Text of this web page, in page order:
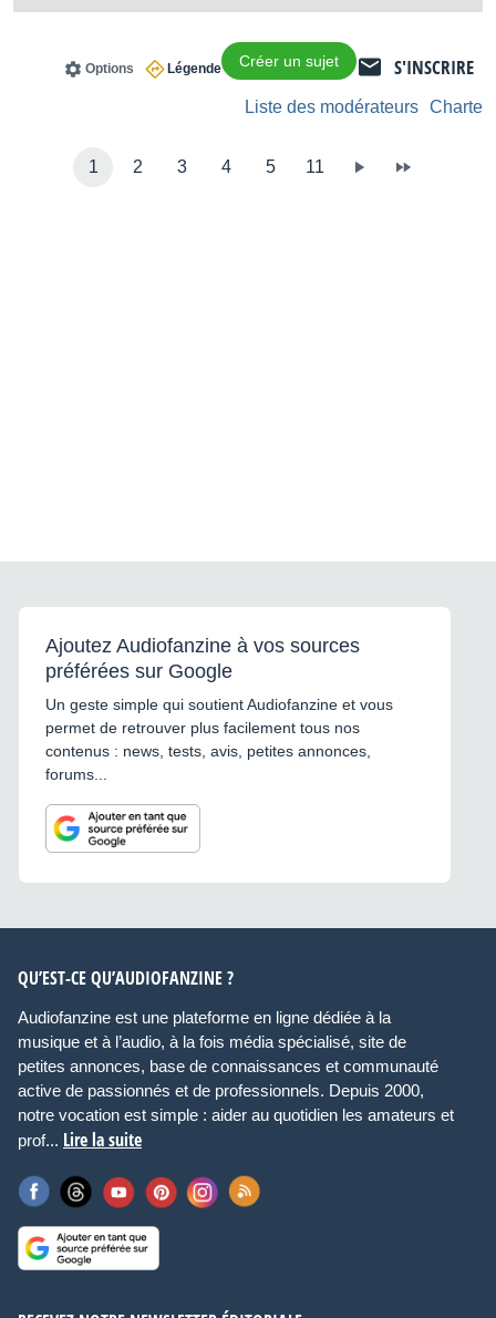
S'INSCRIRE
Créer un sujet
Légende
Options
Charte
Liste des modérateurs
1 2 3 4 5 11
Ajoutez Audiofanzine à vos sources
préférées sur Google
Un geste simple qui soutient Audiofanzine et vous
permet de retrouver plus facilement tous nos
contenus : news, tests, avis, petites annonces,
forums...
QU’EST-CE QU’AUDIOFANZINE ?
Audiofanzine est une plateforme en ligne dédiée à la
musique et à l’audio, à la fois média spécialisé, site de
petites annonces, base de connaissances et communauté
active de passionnés et de professionnels. Depuis 2000,
notre vocation est simple : aider au quotidien les amateurs et
prof... Lire la suite